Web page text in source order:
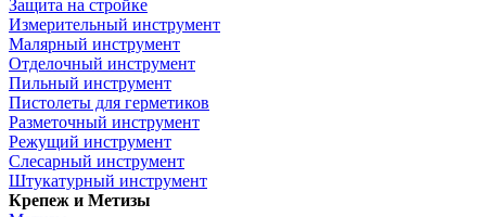
Защита на стройке
Измерительный инструмент
Малярный инструмент
Отделочный инструмент
Пильный инструмент
Пистолеты для герметиков
Разметочный инструмент
Режущий инструмент
Слесарный инструмент
Штукатурный инструмент
Крепеж и Метизы